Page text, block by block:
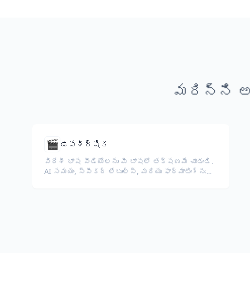
మరిన్ని
🎬 ఉపశీర్షిక
విదేశీ భాష వీడియోలను మీ భాషలో తక్షణమే చూడండి.
AI సమయం, స్పీకర్ లేబుల్స్, మరియు ఫార్మాటింగ్‌ను